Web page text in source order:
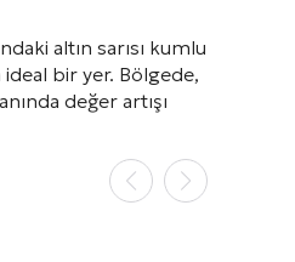
altın sarısı kumlu
ideal bir yer. Bölgede,
değer artışı